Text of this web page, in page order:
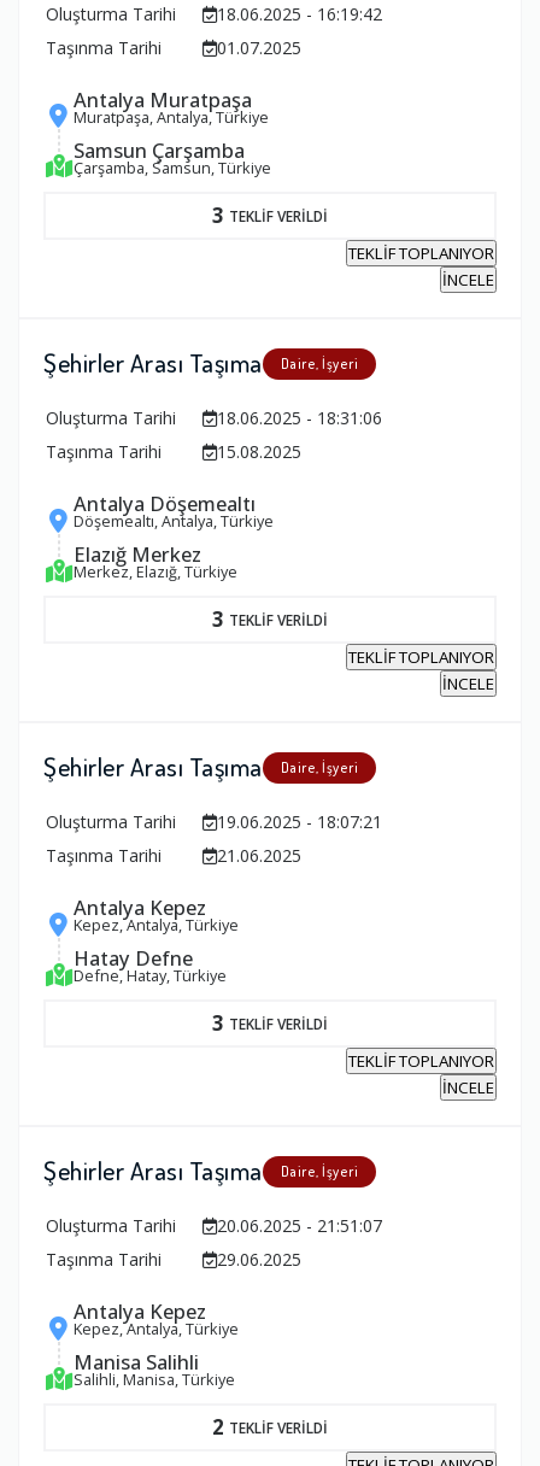
Oluşturma Tarihi
18.06.2025 - 16:19:42
Taşınma Tarihi
01.07.2025
Antalya Muratpaşa
Muratpaşa, Antalya, Türkiye
Samsun Çarşamba
Çarşamba, Samsun, Türkiye
3 TEKLİF VERİLDİ
TEKLİF TOPLANIYOR
İNCELE
Şehirler Arası Taşıma Daire, İşyeri
Oluşturma Tarihi
18.06.2025 - 18:31:06
Taşınma Tarihi
15.08.2025
Antalya Döşemealtı
Döşemealtı, Antalya, Türkiye
Elazığ Merkez
Merkez, Elazığ, Türkiye
3 TEKLİF VERİLDİ
TEKLİF TOPLANIYOR
İNCELE
Şehirler Arası Taşıma Daire, İşyeri
Oluşturma Tarihi
19.06.2025 - 18:07:21
Taşınma Tarihi
21.06.2025
Antalya Kepez
Kepez, Antalya, Türkiye
Hatay Defne
Defne, Hatay, Türkiye
3 TEKLİF VERİLDİ
TEKLİF TOPLANIYOR
İNCELE
Şehirler Arası Taşıma Daire, İşyeri
Oluşturma Tarihi
20.06.2025 - 21:51:07
Taşınma Tarihi
29.06.2025
Antalya Kepez
Kepez, Antalya, Türkiye
Manisa Salihli
Salihli, Manisa, Türkiye
2 TEKLİF VERİLDİ